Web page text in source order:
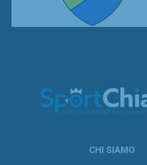
CHI SIAMO